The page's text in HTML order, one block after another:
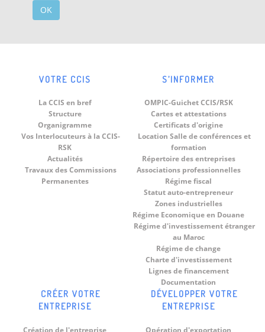
OK
VOTRE CCIS
La CCIS en bref
Structure
Organigramme
Vos Interlocuteurs à la CCIS-
RSK
Actualités
Travaux des Commissions
Permanentes
S’INFORMER
OMPIC-Guichet CCIS/RSK
Cartes et attestations
Certificats d'origine
Location Salle de conférences et
formation
Répertoire des entreprises
Associations professionnelles
Régime fiscal
Statut auto-entrepreneur
Zones industrielles
Régime Economique en Douane
Régime d'investissement étranger
au Maroc
Régime de change
Charte d'investissement
Lignes de financement
Documentation
CRÉER VOTRE
ENTREPRISE
Création de l'entreprise
DÉVELOPPER VOTRE
ENTREPRISE
Opération d'exportation